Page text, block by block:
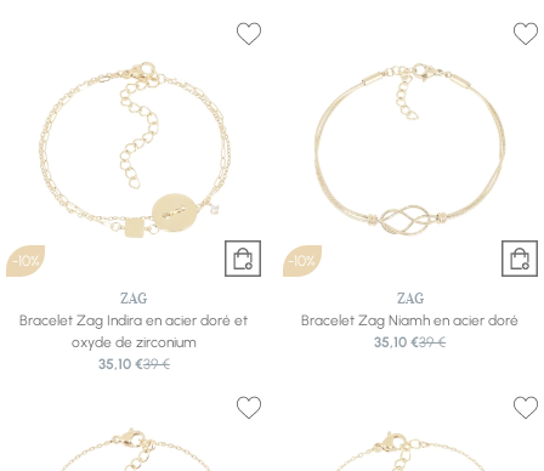
-10%
ZAG
Bracelet Zag Indira en acier doré et
oxyde de zirconium
35,10 €39 €
-10%
ZAG
Bracelet Zag Niamh en acier doré
35,10 €39 €